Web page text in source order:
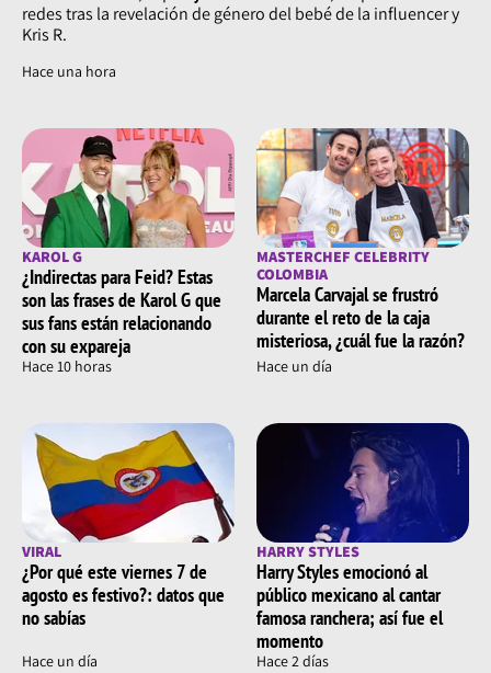
redes tras la revelación de género del bebé de la influencer y
Kris R.
Hace una hora
KAROL G
¿Indirectas para Feid? Estas
son las frases de Karol G que
sus fans están relacionando
con su expareja
Hace 10 horas
MASTERCHEF CELEBRITY
COLOMBIA
Marcela Carvajal se frustró
durante el reto de la caja
misteriosa, ¿cuál fue la razón?
Hace un día
VIRAL
¿Por qué este viernes 7 de
agosto es festivo?: datos que
no sabías
Hace un día
HARRY STYLES
Harry Styles emocionó al
público mexicano al cantar
famosa ranchera; así fue el
momento
Hace 2 días